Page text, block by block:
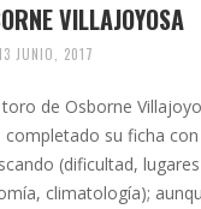
VILLAJOYOSA
JUNIO, 2017
de Osborne
su ficha
(dificultad,
climatología);